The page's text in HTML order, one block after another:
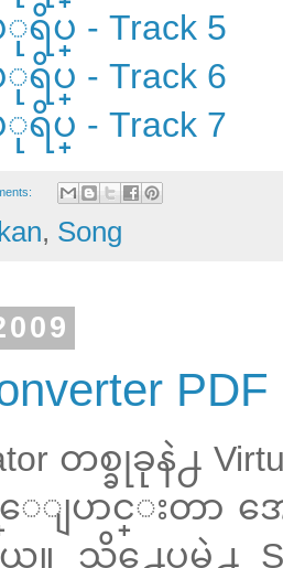
- Track 5
- Track 6
- Track 7
, Song
PDF
တစ္ခုခုနဲ႕
ေျပာင္းတာ
သို႕ေပမဲ႕